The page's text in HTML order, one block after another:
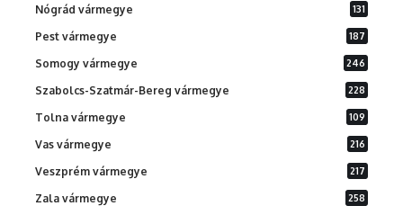
Nógrád vármegye 131
Pest vármegye 187
Somogy vármegye 246
Szabolcs-Szatmár-Bereg vármegye 228
Tolna vármegye 109
Vas vármegye 216
Veszprém vármegye 217
Zala vármegye 258